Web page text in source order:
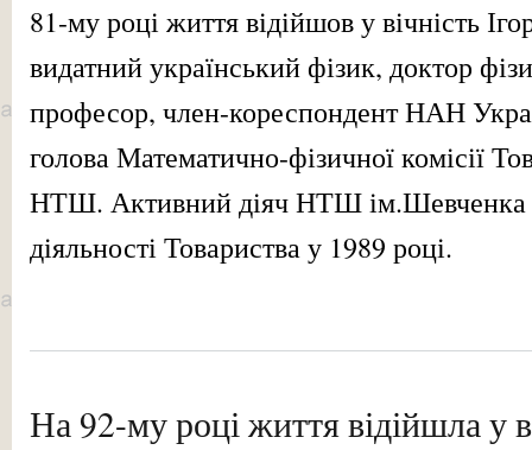
81-му році життя відійшов у вічність
видатний український фізик, доктор
професор, член-кореспондент НАН
голова Математично-фізичної комісії
НТШ. Активний діяч НТШ ім.Шевченка
діяльності Товариства у 1989 році.
На 92-му році життя відійшла у